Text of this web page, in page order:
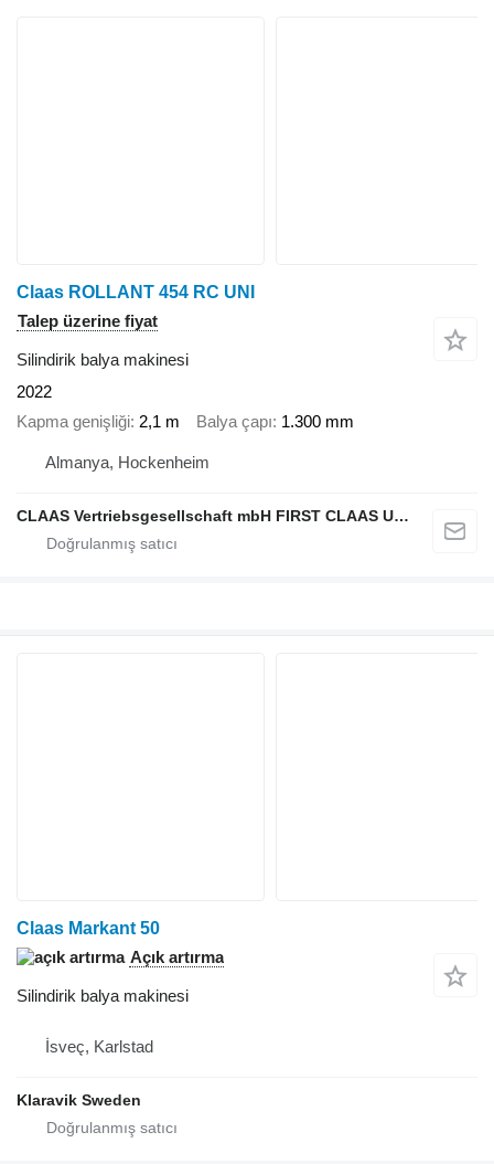
Claas ROLLANT 454 RC UNI
Talep üzerine fiyat
Silindirik balya makinesi
2022
Kapma genişliği 2,1 m Balya çapı 1.300 mm
Almanya, Hockenheim
CLAAS Vertriebsgesellschaft mbH FIRST CLAAS USED Center
Claas Markant 50
Açık artırma
Silindirik balya makinesi
İsveç, Karlstad
Klaravik Sweden